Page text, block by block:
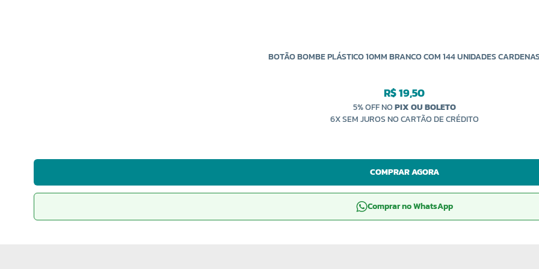
BOTÃO BOMBE PLÁSTICO 10MM BRANCO COM 144 UNIDADES
R$ 19,50
5% OFF NOPIX OU BOLETO
6X SEM JUROS NO CARTÃO DE CRÉDITO
COMPRAR AGORA
Comprar no WhatsApp